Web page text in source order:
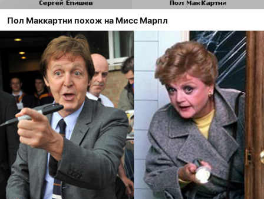
Пол Маккартни похож на Мисс Марпл